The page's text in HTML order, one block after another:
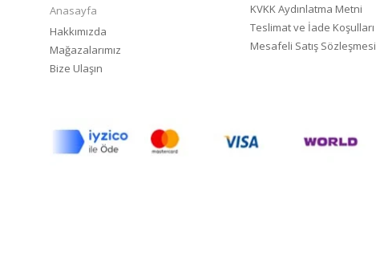
Anasayfa
Hakkımızda
Mağazalarımız
Bize Ulaşın
KVKK Aydınlatma Metni
Teslimat ve İade Koşulları
Mesafeli Satış Sözleşmesi